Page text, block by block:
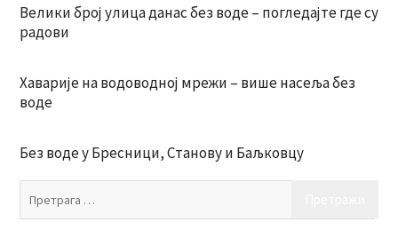
Велики број улица данас без воде – погледајте где су
радови
Хаварије на водоводној мрежи – више насеља без
воде
Без воде у Бресници, Станову и Баљковцу